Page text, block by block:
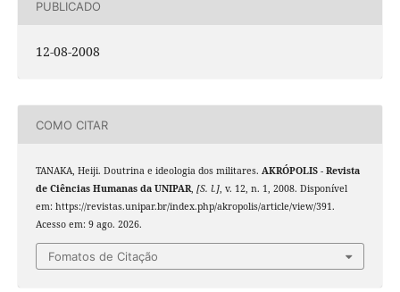
PUBLICADO
12-08-2008
COMO CITAR
TANAKA, Heiji. Doutrina e ideologia dos militares. AKRÓPOLIS - Revista
de Ciências Humanas da UNIPAR, [S. l.], v. 12, n. 1, 2008. Disponível
em: https://revistas.unipar.br/index.php/akropolis/article/view/391.
Acesso em: 9 ago. 2026.
Fomatos de Citação